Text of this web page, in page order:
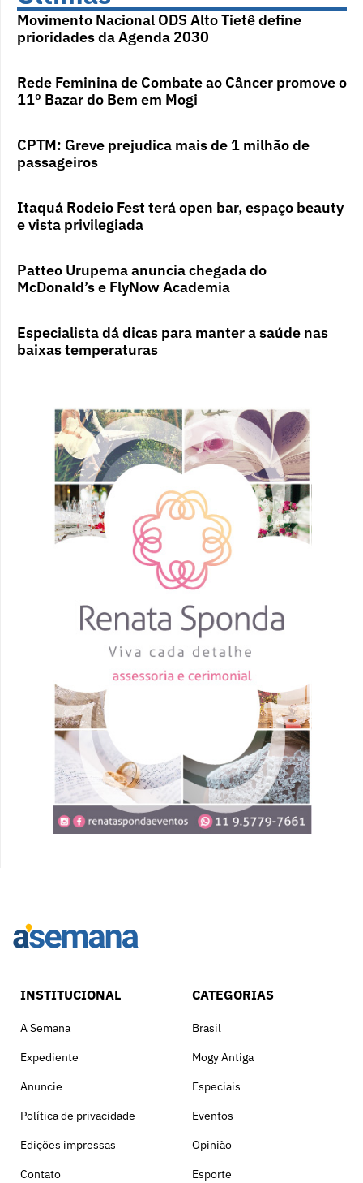
Movimento Nacional ODS Alto Tietê define
prioridades da Agenda 2030
Rede Feminina de Combate ao Câncer promove o
11º Bazar do Bem em Mogi
CPTM: Greve prejudica mais de 1 milhão de
passageiros
Itaquá Rodeio Fest terá open bar, espaço beauty
e vista privilegiada
Patteo Urupema anuncia chegada do
McDonald’s e FlyNow Academia
Especialista dá dicas para manter a saúde nas
baixas temperaturas
INSTITUCIONAL
A Semana
Expediente
Anuncie
Política de privacidade
Edições impressas
Contato
CATEGORIAS
Brasil
Mogy Antiga
Especiais
Eventos
Opinião
Esporte